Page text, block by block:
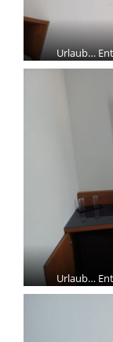
Urlaub…
Urlaub…